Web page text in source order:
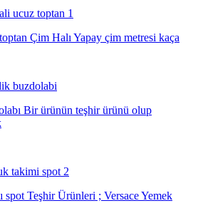
Çim Halı Yapay çim metresi kaça
Bir ürünün teşhir ürünü olup
spot Teşhir Ürünleri ; Versace Yemek